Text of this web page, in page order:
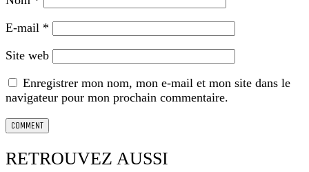
E-mail *
Site web
Enregistrer mon nom, mon e-mail et mon site dans le
navigateur pour mon prochain commentaire.
RETROUVEZ AUSSI